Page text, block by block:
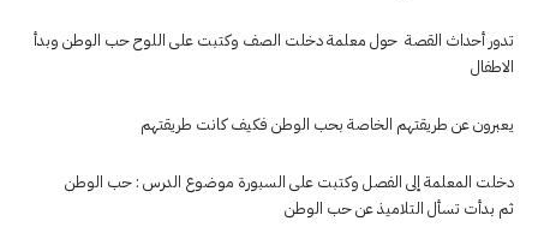
تدور أحداث القصة حول معلمة دخلت الصف وكتبت على اللوح حب الوطن وبدأ
الاطفال
يعبرون عن طريقتهم الخاصة بحب الوطن فكيف كانت طريقتهم
دخلت المعلمة إلى الفصل وكتبت على السبورة موضوع الدرس : حب الوطن
ثم بدأت تسأل التلاميذ عن حب الوطن